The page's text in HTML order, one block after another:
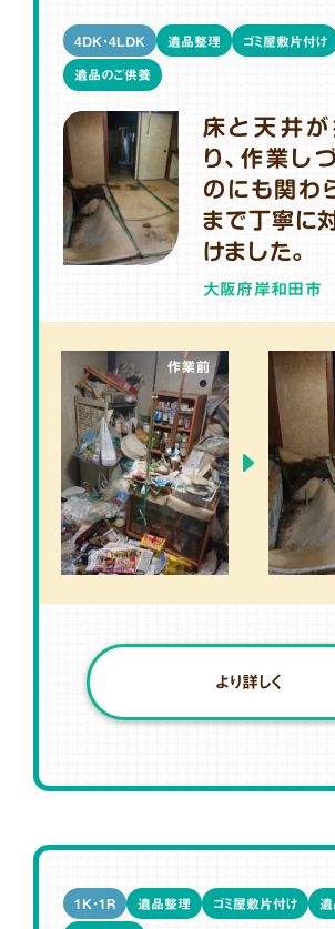
床と天井
り、作業し
のにも関わ
まで丁寧に
けました。
大阪府岸和田市
4DK・4LDK 遺品整理 ゴミ屋敷片付け
遺品のご供養
作業前
より詳しく
1K・1R 遺品整理 ゴミ屋敷片付け 遺